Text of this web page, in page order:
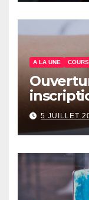
A LA UNE COURS
5 JUILLET